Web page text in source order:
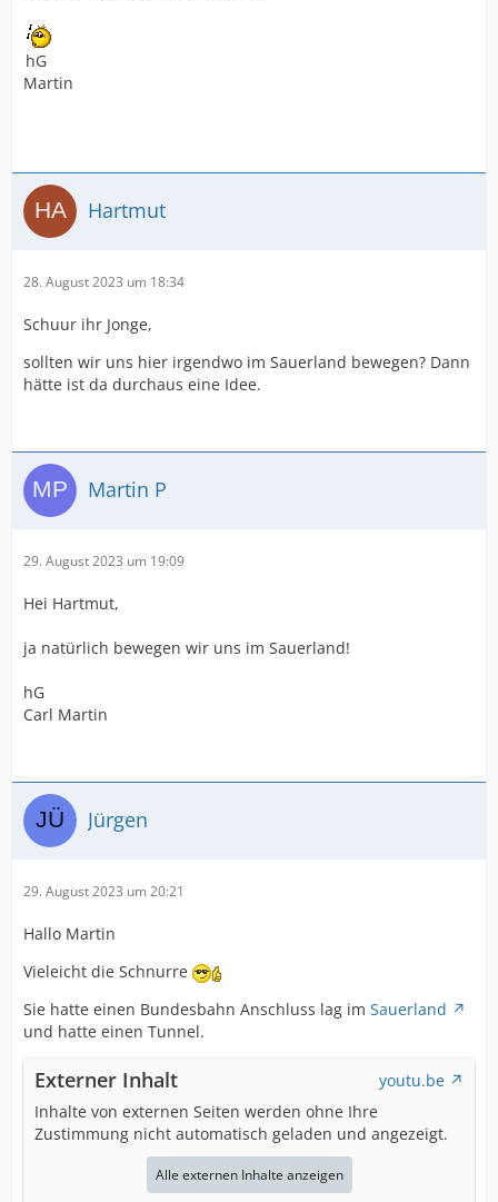
hG
Martin
Hartmut
28. August 2023 um 18:34
Schuur ihr Jonge,
sollten wir uns hier irgendwo im Sauerland bewegen? Dann
hätte ist da durchaus eine Idee.
Martin P
29. August 2023 um 19:09
Hei Hartmut,
ja natürlich bewegen wir uns im Sauerland!
hG
Carl Martin
Jürgen
29. August 2023 um 20:21
Hallo Martin
Vieleicht die Schnurre
Sie hatte einen Bundesbahn Anschluss lag im Sauerland
und hatte einen Tunnel.
Externer Inhalt
youtu.be
Inhalte von externen Seiten werden ohne Ihre
Zustimmung nicht automatisch geladen und angezeigt.
Alle externen Inhalte anzeigen